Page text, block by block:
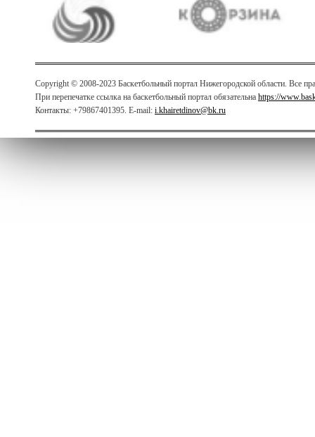
Copyright © 2008-2023 Баскетбольный портал Нижегородской области. Все
При перепечатке ссылка на баскетбольный портал обязательна https://
Контакты: +79867401395. E-mail: i.khairetdinov@bk.ru